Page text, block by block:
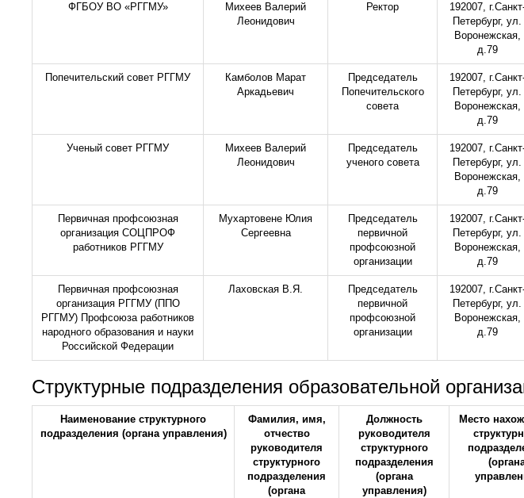
ФГБОУ ВО «РГГМУ»
Михеев Валерий
Леонидович
Ректор
192007,
Петербург, ул.
Воронежская,
д.79
Попечительский совет РГГМУ
Камболов Марат
Аркадьевич
Председатель
Попечительского
совета
192007,
Петербург, ул.
Воронежская,
д.79
Ученый совет РГГМУ
Михеев Валерий
Леонидович
Председатель
ученого совета
192007,
Петербург, ул.
Воронежская,
д.79
Первичная профсоюзная
организация СОЦПРОФ
работников РГГМУ
Мухартовене Юлия
Сергеевна
Председатель
первичной
профсоюзной
организации
192007,
Петербург, ул.
Воронежская,
д.79
Первичная профсоюзная
организация РГГМУ (ППО
РГГМУ) Профсоюза работников
народного образования и науки
Российской Федерации
Лаховская В.Я.
Председатель
первичной
профсоюзной
организации
192007,
Петербург, ул.
Воронежская,
д.79
Структурные подразделения образовательной
Наименование структурного
подразделения (органа управления)
Фамилия, имя,
отчество
руководителя
структурного
подразделения
(органа
Должность
руководителя
структурного
подразделения
(органа
управления)
Место